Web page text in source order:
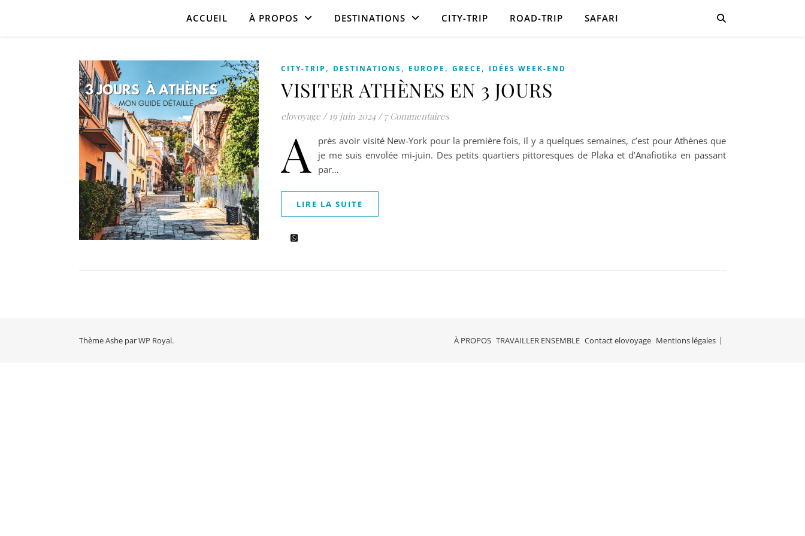
ACCUEIL À PROPOS DESTINATIONS CITY-TRIP ROAD-TRIP SAFARI
CITY-TRIP , DESTINATIONS, EUROPE , GRECE , IDÉES WEEK-END
VISITER ATHÈNES EN 3 JOURS
elovoyage / 19 juin 2024 / 7 Commentaires
A
près avoir visité New-York pour la première fois, il y a quelques semaines, c’est pour Athènes que
je me suis envolée mi-juin. Des petits quartiers pittoresques de Plaka et d’Anafiotika en passant
par…
LIRE LA SUITE
À PROPOS TRAVAILLER ENSEMBLE Contact elovoyage Mentions légales
Thème Ashe parWP Royal.